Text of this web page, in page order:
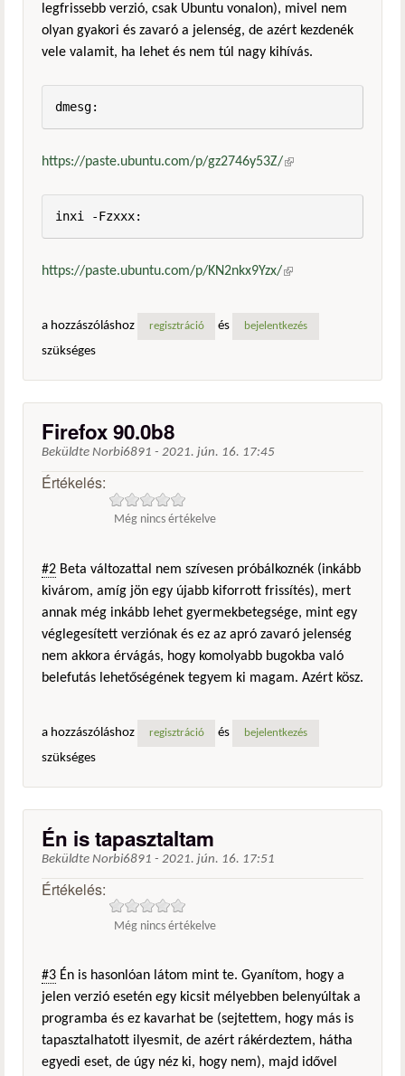
legfrissebb verzió, csak Ubuntu vonalon), mivel nem
olyan gyakori és zavaró a jelenség, de azért kezdenék
vele valamit, ha lehet és nem túl nagy kihívás.
dmesg:
https://paste.ubuntu.com/p/gz2746y53Z/(külső
inxi -Fzxxx:
https://paste.ubuntu.com/p/KN2nkx9Yzx/(külső
a hozzászóláshoz regisztráció és bejelentkezés
szükséges
Firefox 90.0b8
Beküldte Norbi6891 - 2021. jún. 16. 17:45
Értékelés:
Még nincs értékelve
#2 Beta változattal nem szívesen próbálkoznék (inkább
kivárom, amíg jön egy újabb kiforrott frissítés), mert
annak még inkább lehet gyermekbetegsége, mint egy
véglegesített verziónak és ez az apró zavaró jelenség
nem akkora érvágás, hogy komolyabb bugokba való
belefutás lehetőségének tegyem ki magam. Azért kösz.
a hozzászóláshoz regisztráció és bejelentkezés
szükséges
Én is tapasztaltam
Beküldte Norbi6891 - 2021. jún. 16. 17:51
Értékelés:
Még nincs értékelve
#3 Én is hasonlóan látom mint te. Gyanítom, hogy a
jelen verzió esetén egy kicsit mélyebben belenyúltak a
programba és ez kavarhat be (sejtettem, hogy más is
tapasztalhatott ilyesmit, de azért rákérdeztem, hátha
egyedi eset, de úgy néz ki, hogy nem), majd idővel